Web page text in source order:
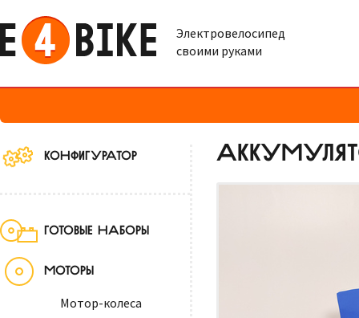
Электровелосипед
своими руками
КОНФИГУРАТОР
ГОТОВЫЕ НАБОРЫ
МОТОРЫ
Мотор-колеса